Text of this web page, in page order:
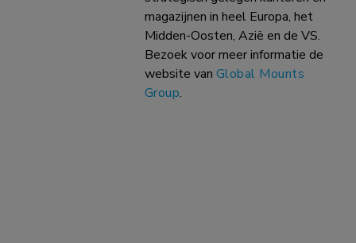
magazijnen in heel Europa, het
Midden-Oosten, Azië en de VS.
Bezoek voor meer informatie de
website van Global Mounts
Group.